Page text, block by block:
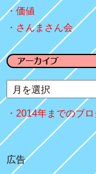
価値
さんまさん会
2014年までのブ
広告